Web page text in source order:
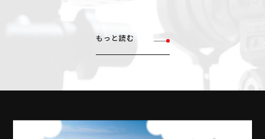
もっと読む